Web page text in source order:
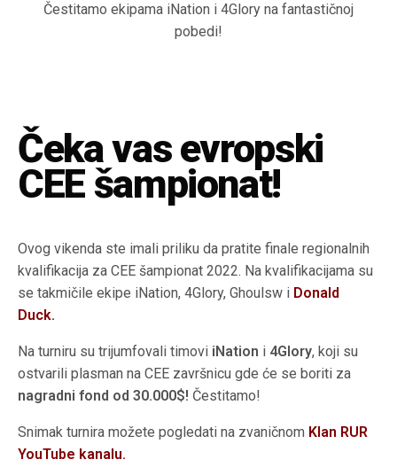
Čestitamo ekipama iNation i 4Glory na fantastičnoj
pobedi!
Čeka vas evropski
CEE šampionat!
Ovog vikenda ste imali priliku da pratite finale regionalnih
kvalifikacija za CEE šampionat 2022. Na kvalifikacijama su
se takmičile ekipe iNation, 4Glory, Ghoulsw i Donald
Duck.
Na turniru su trijumfovali timovi iNation i 4Glory, koji su
ostvarili plasman na CEE završnicu gde će se boriti za
nagradni fond od 30.000$! Čestitamo!
Snimak turnira možete pogledati na zvaničnom Klan RUR
YouTube kanalu.